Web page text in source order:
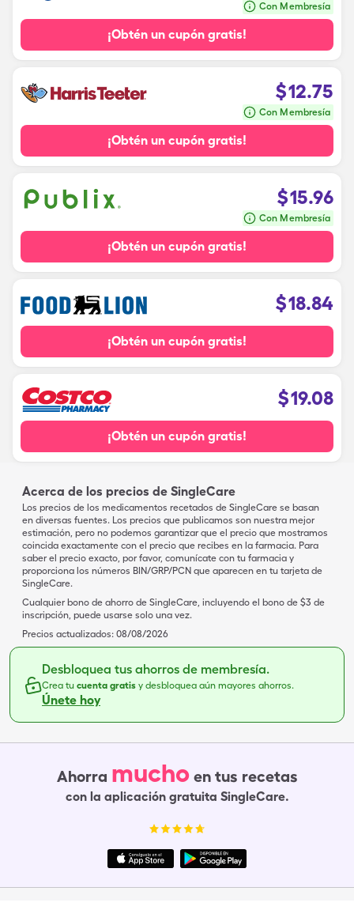
Con Membresía
¡Obtén un cupón gratis!
$12.75
Con Membresía
¡Obtén un cupón gratis!
$15.96
Con Membresía
¡Obtén un cupón gratis!
$18.84
¡Obtén un cupón gratis!
$19.08
¡Obtén un cupón gratis!
Acerca de los precios de SingleCare
Los precios de los medicamentos recetados de SingleCare se basan
en diversas fuentes. Los precios que publicamos son nuestra mejor
estimación, pero no podemos garantizar que el precio que mostramos
coincida exactamente con el precio que recibes en la farmacia. Para
saber el precio exacto, por favor, comunícate con tu farmacia y
proporciona los números BIN/GRP/PCN que aparecen en tu tarjeta de
SingleCare.
Cualquier bono de ahorro de SingleCare, incluyendo el bono de $3 de
inscripción, puede usarse solo una vez.
Precios actualizados: 08/08/2026
Desbloquea tus ahorros de membresía.
Crea tu cuenta gratis y desbloquea aún mayores ahorros.
Únete hoy
Ahorra mucho en tus recetas
con la aplicación gratuita SingleCare.